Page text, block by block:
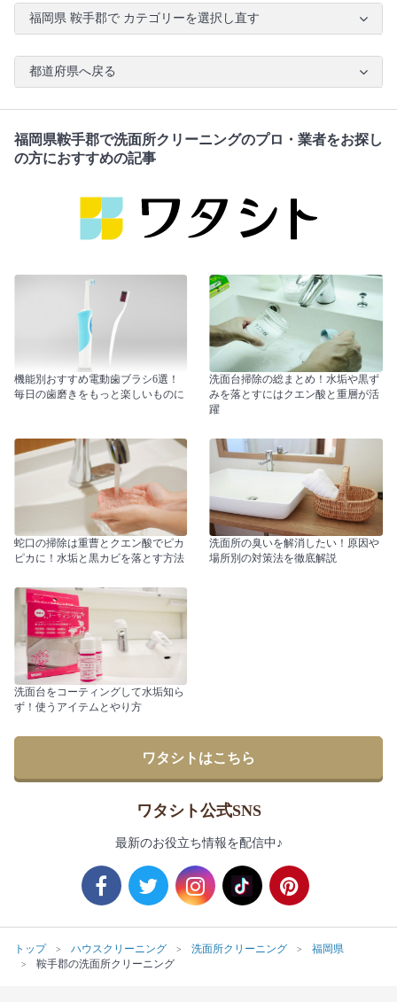
福岡県 鞍手郡で カテゴリーを選択し直す
都道府県へ戻る
福岡県鞍手郡で洗面所クリーニングのプロ・業者をお探し
の方におすすめの記事
機能別おすすめ電動歯ブラシ6選！
毎日の歯磨きをもっと楽しいものに
洗面台掃除の総まとめ！水垢や黒ず
みを落とすにはクエン酸と重層が活
躍
蛇口の掃除は重曹とクエン酸でピカ
ピカに！水垢と黒カビを落とす方法
洗面所の臭いを解消したい！原因や
場所別の対策法を徹底解説
洗面台をコーティングして水垢知ら
ず！使うアイテムとやり方
ワタシトはこちら
ワタシト公式SNS
最新のお役立ち情報を配信中♪
トップ ハウスクリーニング 洗面所クリーニング
福岡県
鞍手郡の洗面所クリーニング